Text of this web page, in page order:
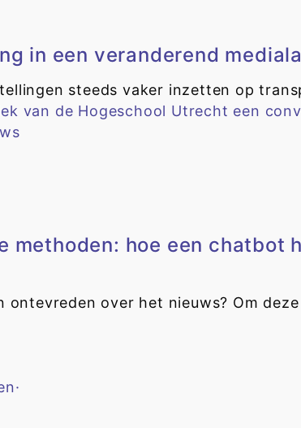
in een veranderend
steeds vaker inzetten op
methoden: hoe een
ontevreden over het nieuws? Om
·